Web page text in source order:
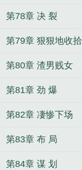
第78章 决 裂
第79章 狠狠地收拾
第80章 渣男贱女
第81章 劲 爆
第82章 凄惨下场
第83章 布 局
第84章 谋 划